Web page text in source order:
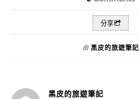
分享
由 黑皮的旅遊筆記
黑皮的旅遊筆記